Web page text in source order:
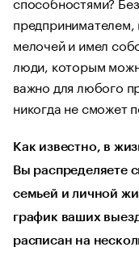
предпринимателем,
мелочей и имел
люди, которым
важно для любого
никогда не сможет
Как известно, в
Вы распределяете
семьей и личной
график ваших
расписан на